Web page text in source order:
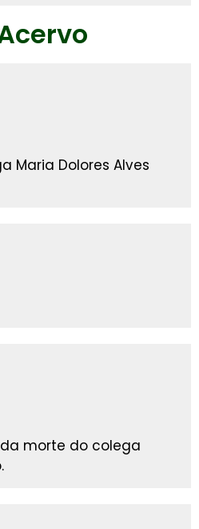
Maria Dolores Alves
morte do colega